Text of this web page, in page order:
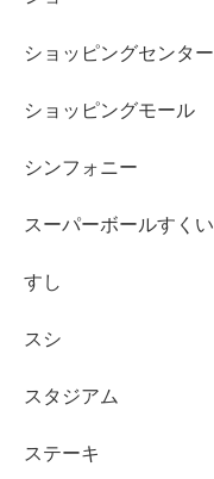
ショッピングセンター
ショッピングモール
シンフォニー
スーパーボールすくい
すし
スシ
スタジアム
ステーキ